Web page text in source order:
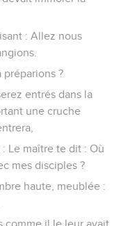
: Allez nous
?
entrés dans la
une cruche
Le maître te dit : Où
mes disciples ?
haute, meublée :
comme il le leur avait